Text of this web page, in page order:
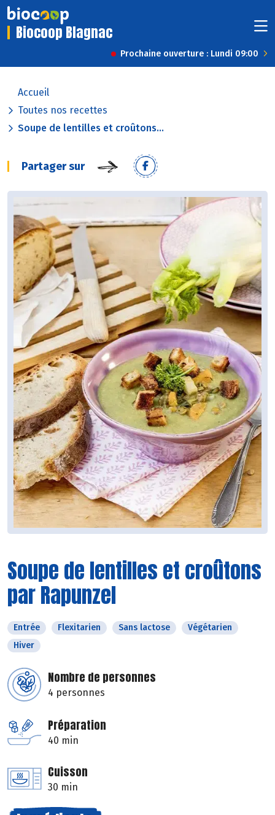
Biocoop Blagnac
Prochaine ouverture : Lundi 09:00
Accueil
Toutes nos recettes
Soupe de lentilles et croûtons...
Partager sur
Soupe de lentilles et croûtons
par Rapunzel
Entrée Flexitarien Sans lactose
Végétarien
Hiver
Nombre de personnes
4 personnes
Préparation
40 min
Cuisson
30 min